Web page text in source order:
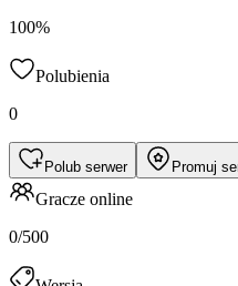
100%
Polubienia
0
Polub serwer Promuj
Gracze online
0/500